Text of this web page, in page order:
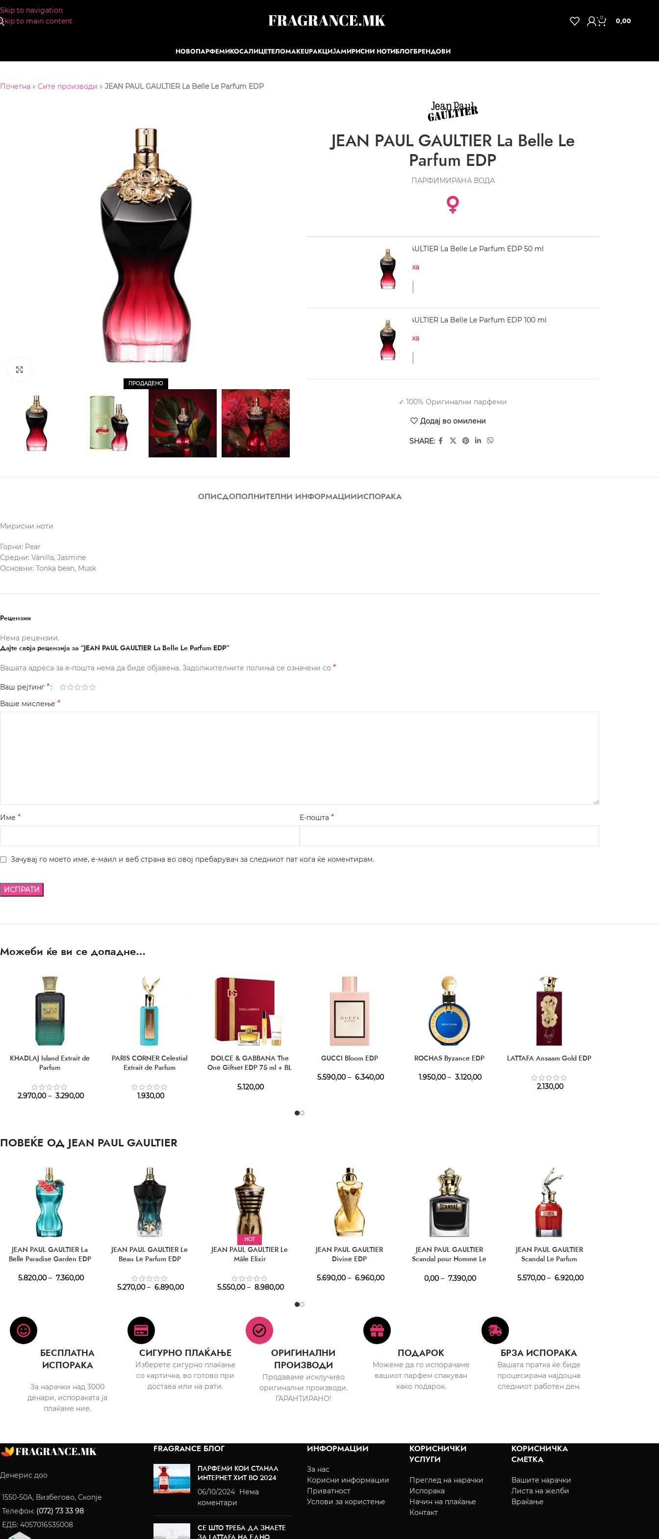
Skip to navigation
Skip to main content
0 0,00
НОВОПАРФЕМИКОСАЛИЦЕТЕЛОMAKEUPАКЦИЈАМИРИСНИ НОТИБЛОГБРЕНДОВИ
Почетна » Сите производи » JEAN PAUL GAULTIER La Belle Le Parfum EDP
ПРОДАДЕНО
JEAN PAUL GAULTIER La Belle Le
Parfum EDP
ПАРФИМИРАНА ВОДА
JEAN PAUL GAULTIER La Belle Le Parfum EDP 50 ml
Нема на залиха
JEAN PAUL GAULTIER La Belle Le Parfum EDP 100 ml
Нема на залиха
✓ 100% Оригинални парфеми
Додај во омилени
SHARE:
ОПИСДОПОЛНИТЕЛНИ ИНФОРМАЦИИИСПОРАКА
Мирисни ноти
Горни: Pear
Средни: Vanilla, Jasmine
Основни: Tonka bean, Musk
Рецензии
Нема рецензии.
Дајте своја рецензија за “JEAN PAUL GAULTIER La Belle Le Parfum EDP”
Вашата адреса за е-пошта нема да биде објавена. Задолжителните полиња се означени со *
Ваш рејтинг *
Ваше мислење *
Име * Е-пошта *
Зачувај го моето име, е-маил и веб страна во овој пребарувач за следниот пат кога ќе коментирам.
Можеби ќе ви се допадне…
KHADLAJ Island Extrait de
Parfum
2.970,00 – 3.290,00
PARIS CORNER Celestial
Extrait de Parfum
1.930,00
DOLCE & GABBANA The
One Giftset EDP 75 ml + BL
5.120,00
GUCCI Bloom EDP
5.590,00 – 6.340,00
ROCHAS Byzance EDP
1.950,00 – 3.120,00
LATTAFA Ansaam Gold EDP
2.130,00
ПОВЕЌЕ ОД JEAN PAUL GAULTIER
JEAN PAUL GAULTIER La
Belle Paradise Garden EDP
5.820,00 – 7.360,00
JEAN PAUL GAULTIER Le
Beau Le Parfum EDP
5.270,00 – 6.890,00
HOT
JEAN PAUL GAULTIER Le
Mâle Elixir
5.550,00 – 8.980,00
JEAN PAUL GAULTIER
Divine EDP
5.690,00 – 6.960,00
JEAN PAUL GAULTIER
Scandal pour Homme Le
0,00 – 7.390,00
JEAN PAUL GAULTIER
Scandal Le Parfum
5.570,00 – 6.920,00
БЕСПЛАТНА
ИСПОРАКА
За нарачки над 3000
денари, испораката ја
плаќаме ние.
СИГУРНО ПЛАЌАЊЕ
Изберете сигурно плаќање
со картичка, во готово при
достава или на рати.
ОРИГИНАЛНИ
ПРОИЗВОДИ
Продаваме исклучиво
оригинални производи.
ГАРАНТИРАНО!
ПОДАРОК
Можеме да го испорачаме
вашиот парфем спакуван
како подарок.
БРЗА ИСПОРАКА
Вашата пратка ќе биде
процесирана најдоцна
следниот работен ден.
Денерис доо
1550-50A, Визбегово, Скопје
Телефон: (072) 73 33 98
ЕДБ: 4057016535008
FRAGRANCE БЛОГ
ПАРФЕМИ КОИ СТАНАА
ИНТЕРНЕТ ХИТ ВО 2024
06/10/2024 Нема
коментари
СЕ ШТО ТРЕБА ДА ЗНАЕТЕ
ЗА LATTAFA НА ЕДНО
ИНФОРМАЦИИ
За нас
Корисни информации
Приватност
Услови за користење
КОРИСНИЧКИ
УСЛУГИ
Преглед на нарачки
Испорака
Начин на плаќање
Контакт
КОРИСНИЧКА
СМЕТКА
Вашите нарачки
Листа на желби
Враќање